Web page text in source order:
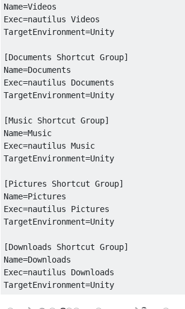
Name=Videos
Exec=nautilus Videos
TargetEnvironment=Unity
[Documents Shortcut Group]
Name=Documents
Exec=nautilus Documents
TargetEnvironment=Unity
[Music Shortcut Group]
Name=Music
Exec=nautilus Music
TargetEnvironment=Unity
[Pictures Shortcut Group]
Name=Pictures
Exec=nautilus Pictures
TargetEnvironment=Unity
[Downloads Shortcut Group]
Name=Downloads
Exec=nautilus Downloads